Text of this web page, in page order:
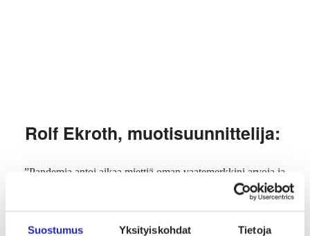
Suostumus Yksityiskohdat Tietoja
Rolf Ekroth, muotisuunnittelija:
”Pandemia antoi aikaa miettiä oman vaatemerkkini arvoja ja
sitä, mihin haluan pyrkiä tulevaisuudessa. Toivon että kriisi
edesauttaa sitä, että muotimerkit pyrkivät vastuullisempaan
tapaan valmistaa vaatteita ja kankaita.